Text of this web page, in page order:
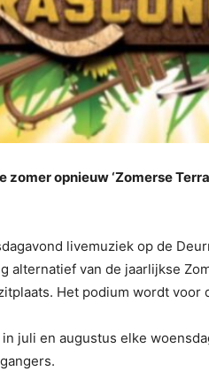
zomer opnieuw ‘Zomerse
livemuziek op de
alternatief van de jaarlijkse
Het podium wordt voor
juli en augustus elke